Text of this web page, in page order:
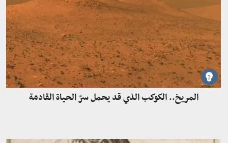
المريخ.. الكوكب الذي قد يحمل سرّ الحياة القادمة